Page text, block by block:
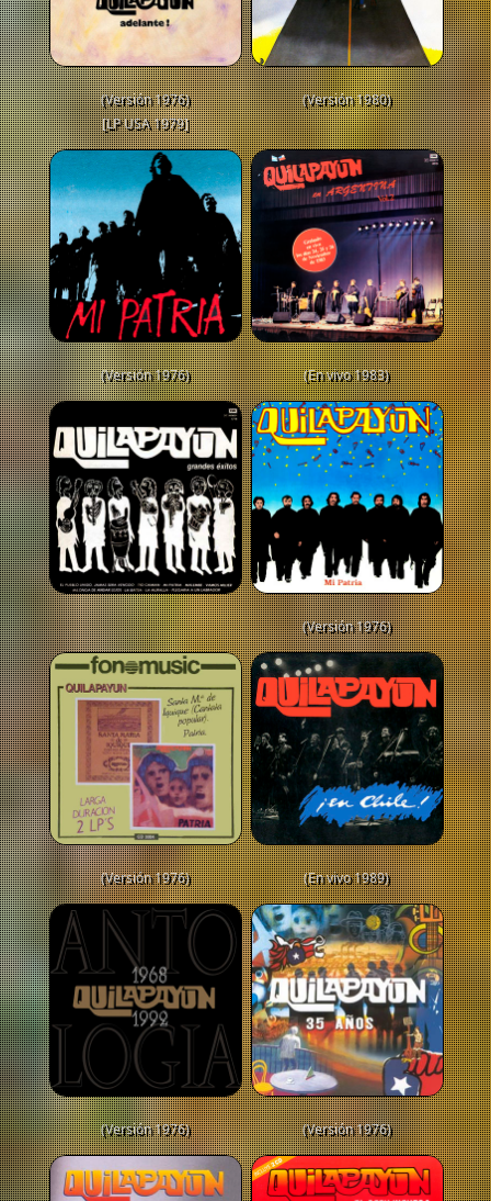
(Versión 1976)
[LP USA 1979]
(Versión 1980)
(Versión 1976) (En vivo 1983)
(Versión 1976)
(Versión 1976) (En vivo 1989)
(Versión 1976) (Versión 1976)